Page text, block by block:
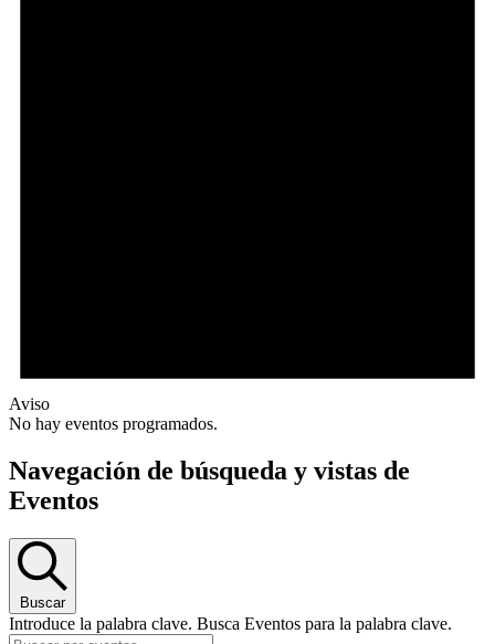
Aviso
No hay eventos programados.
Navegación de búsqueda y vistas de
Eventos
Buscar
Introduce la palabra clave. Busca Eventos para la palabra clave.